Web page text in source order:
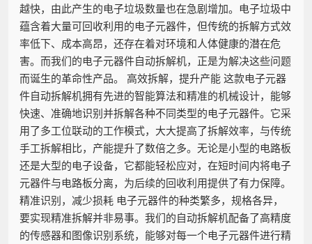
越快，由此产生的电子垃圾数量也在急剧增加。电子垃圾中
蕴含着大量可回收利用的电子元器件，但传统的拆解方式效
率低下、成本高昂，还存在着对环境和人体健康的潜在危
害。而我们的电子元器件自动拆解机，正是为解决这些问题
而诞生的革命性产品。 高效拆解，提升产能 这款电子元器
件自动拆解机拥有先进的智能算法和精准的机械设计，能够
快速、准确地识别并拆解各种不同类型的电子元器件。它采
用了多工位联动的工作模式，大大提高了拆解效率，与传统
手工拆解相比，产能提升了数倍之多。无论是小型的电路板
还是大型的电子设备，它都能轻松应对，在短时间内将电子
元器件与电路板分离，为后续的回收利用提供了有力保障。
精准识别，减少损耗 电子元器件的种类繁多，规格各异，
要实现精准拆解并非易事。我们的自动拆解机配备了高精度
的传感器和图像识别系统，能够对每一个电子元器件进行精